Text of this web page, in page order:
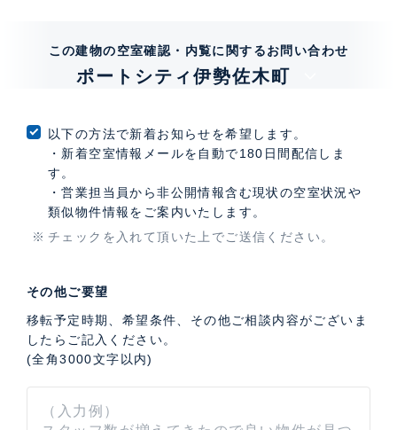
この建物の空室確認・内覧に関するお問い合わせ
ポートシティ伊勢佐木町
以下の方法で新着お知らせを希望します。
・新着空室情報メールを自動で180日間配信しま
す。
・営業担当員から非公開情報含む現状の空室状況や
類似物件情報をご案内いたします。
チェックを入れて頂いた上でご送信ください。
その他ご要望
移転予定時期、希望条件、その他ご相談内容がございま
したらご記入ください。
(全角3000文字以内)